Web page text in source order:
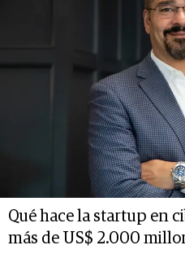
Qué hace la startup en
más de US$ 2.000